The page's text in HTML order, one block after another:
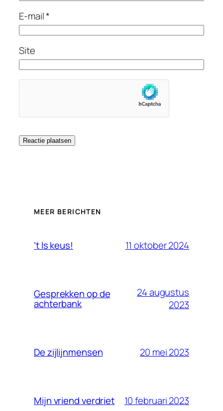
E-mail*
Site
MEER BERICHTEN
’t Is keus! 11 oktober 2024
Gesprekken op de
achterbank
24 augustus
2023
De zijlijnmensen 20 mei 2023
Mijn vriend verdriet 10 februari 2023